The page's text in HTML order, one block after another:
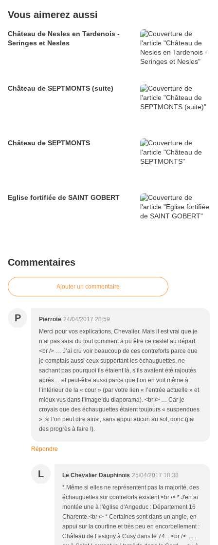
Vous aimerez aussi
Château de Nesles en Tardenois -
Seringes et Nesles
Château de SEPTMONTS (suite)
Château de SEPTMONTS
Eglise fortifiée de SAINT GOBERT
Commentaires
Ajouter un commentaire
P Pierrote 24/04/2017 20:59
Merci pour vos explications, Chevalier. Mais il est vrai que je
n’ai pas saisi du tout comment a pu être ce castel au départ.
<br /> … J’ai cru voir beaucoup de ces contreforts parce que
je comptais aussi ceux supportant les échauguettes, ne
sachant pas pourquoi ils étaient là, s’ils avaient été rajoutés
après… et peut-être aussi parce que l’on en voit même à
l’intérieur de la « cour » (par votre lien « l’entrée actuelle » et
mieux vus dans l’image du diaporama). <br /> … Car je
croyais que des échauguettes étaient toujours « suspendues
», si l’on peut dire ainsi, sans appui aucun au sol, donc (j’ai
des progrès à faire !).
Répondre
L Le Chevalier Dauphinois 25/04/2017 18:38
* Même si elles ne représentent pas la majorité, des
échauguettes sur contreforts existent.<br /> * J'en ai
montée une à l'église d'Angeduc : Département 16
Charente.<br /> * Certaines sont dans un angle, en
appui sur la courtine et très peu en encorbellement :
Château de Fesigny à Cusy dans le 74....<br /> ......